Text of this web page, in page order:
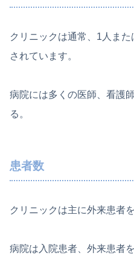
クリニックは通常、1人ま
されています。
病院には多くの医師、看護
る。
患者数
クリニックは主に外来患者
病院は入院患者、外来患者